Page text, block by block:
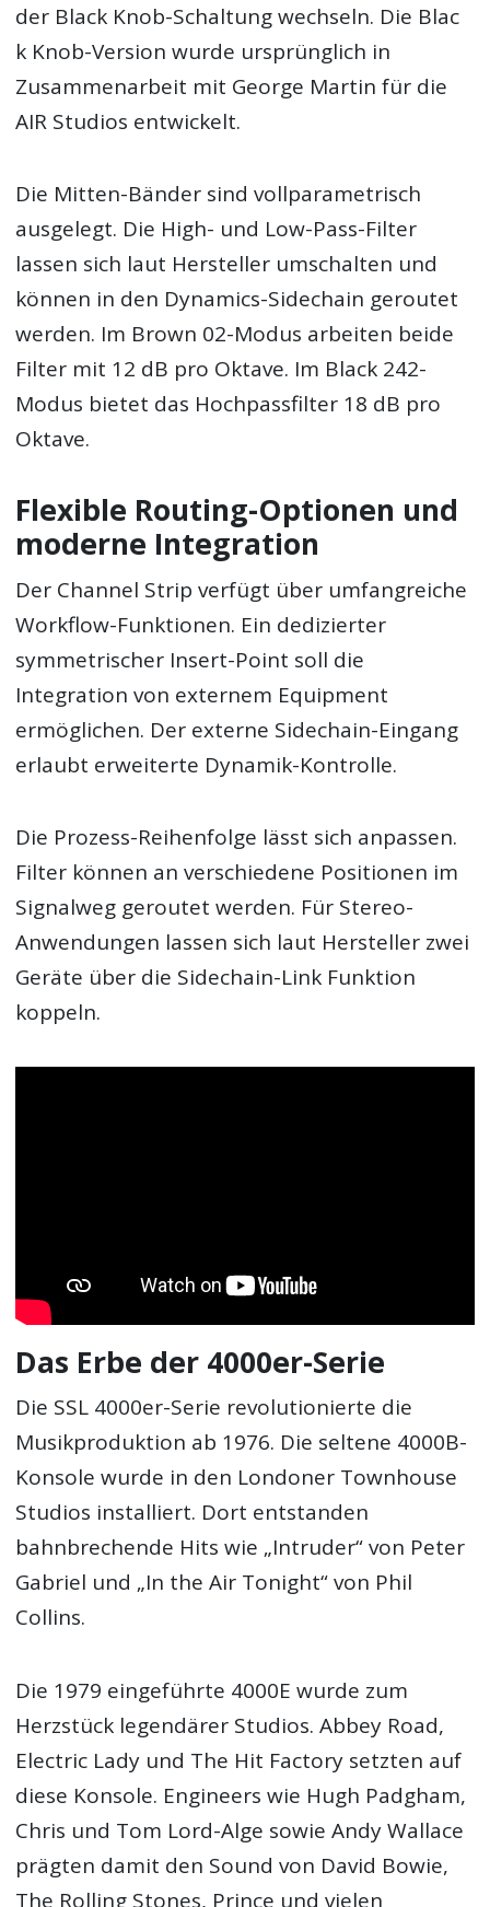
der Black Knob-Schaltung wechseln. Die Blac
k Knob-Version wurde ursprünglich in
Zusammenarbeit mit George Martin für die
AIR Studios entwickelt.
Die Mitten-Bänder sind vollparametrisch
ausgelegt. Die High- und Low-Pass-Filter
lassen sich laut Hersteller umschalten und
können in den Dynamics-Sidechain geroutet
werden. Im Brown 02-Modus arbeiten beide
Filter mit 12 dB pro Oktave. Im Black 242-
Modus bietet das Hochpassfilter 18 dB pro
Oktave.
Flexible Routing-Optionen und
moderne Integration
Der Channel Strip verfügt über umfangreiche
Workflow-Funktionen. Ein dedizierter
symmetrischer Insert-Point soll die
Integration von externem Equipment
ermöglichen. Der externe Sidechain-Eingang
erlaubt erweiterte Dynamik-Kontrolle.
Die Prozess-Reihenfolge lässt sich anpassen.
Filter können an verschiedene Positionen im
Signalweg geroutet werden. Für Stereo-
Anwendungen lassen sich laut Hersteller zwei
Geräte über die Sidechain-Link Funktion
koppeln.
Das Erbe der 4000er-Serie
Die SSL 4000er-Serie revolutionierte die
Musikproduktion ab 1976. Die seltene 4000B-
Konsole wurde in den Londoner Townhouse
Studios installiert. Dort entstanden
bahnbrechende Hits wie „Intruder“ von Peter
Gabriel und „In the Air Tonight“ von Phil
Collins.
Die 1979 eingeführte 4000E wurde zum
Herzstück legendärer Studios. Abbey Road,
Electric Lady und The Hit Factory setzten auf
diese Konsole. Engineers wie Hugh Padgham,
Chris und Tom Lord-Alge sowie Andy Wallace
prägten damit den Sound von David Bowie,
The Rolling Stones, Prince und vielen